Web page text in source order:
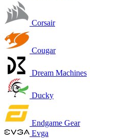
Corsair
Cougar
Dream Machines
Ducky
Endgame Gear
Evga